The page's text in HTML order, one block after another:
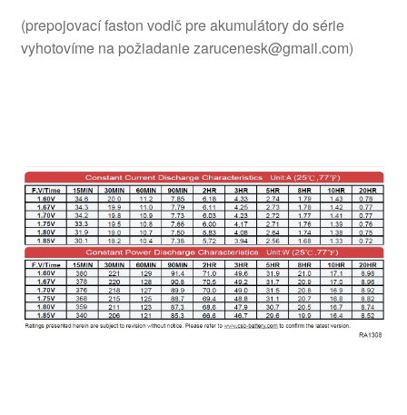
(prepojovací faston vodič pre akumulátory do série
vyhotovíme na požiadanie zarucenesk@gmail.com)